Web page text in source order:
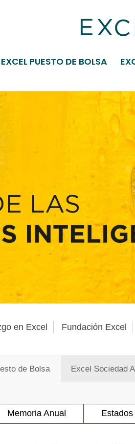
EXCEL PUESTO DE BOLSA
en Excel Fundación Excel
de Bolsa Excel Sociedad
Memoria Anual